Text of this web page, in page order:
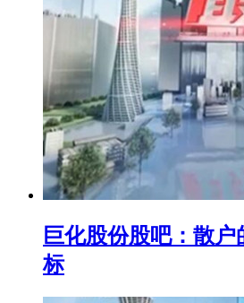
巨化股份股吧：散
标